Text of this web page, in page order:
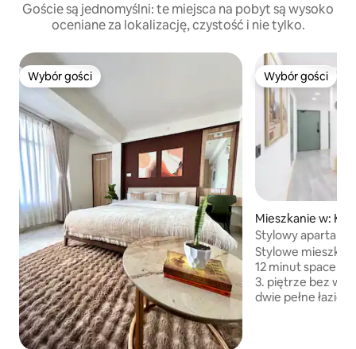
Goście są jednomyślni: te miejsca na pobyt są wysoko
oceniane za lokalizację, czystość i nie tylko.
Wybór gości
Wybór gości Wybór gości
Wybór gości
Mieszkanie w:
Stylowy
W pobliżu Thamel
Stylowe
12 minut
3. piętrze bez
dwie pełne